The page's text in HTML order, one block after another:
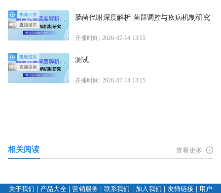
肠菌代谢深度解析 菌群调控与疾病机制研究
开播时间: 2026-07-14 13:55
测试
开播时间: 2026-07-14 13:25
相关阅读 查看更多
关于我们 | 产品大全|营销服务 | 联系我们 | 加入我们 | 友情链接 | 用户